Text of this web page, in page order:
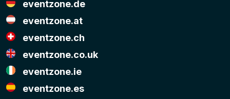
eventzone.de
eventzone.at
eventzone.ch
eventzone.co.uk
eventzone.ie
eventzone.es